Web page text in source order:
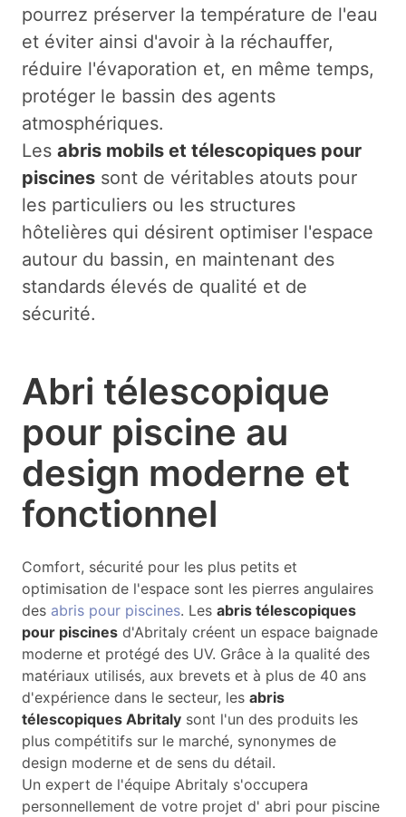
pourrez préserver la température de l'eau
et éviter ainsi d'avoir à la réchauffer,
réduire l'évaporation et, en même temps,
protéger le bassin des agents
atmosphériques.
Les abris mobils et télescopiques pour
piscines sont de véritables atouts pour
les particuliers ou les structures
hôtelières qui désirent optimiser l'espace
autour du bassin, en maintenant des
standards élevés de qualité et de
sécurité.
Abri télescopique
pour piscine au
design moderne et
fonctionnel
Comfort, sécurité pour les plus petits et
optimisation de l'espace sont les pierres angulaires
des abris pour piscines. Les abris télescopiques
pour piscines d'Abritaly créent un espace baignade
moderne et protégé des UV. Grâce à la qualité des
matériaux utilisés, aux brevets et à plus de 40 ans
d'expérience dans le secteur, les abris
télescopiques Abritaly sont l'un des produits les
plus compétitifs sur le marché, synonymes de
design moderne et de sens du détail.
Un expert de l'équipe Abritaly s'occupera
personnellement de votre projet d' abri pour piscine